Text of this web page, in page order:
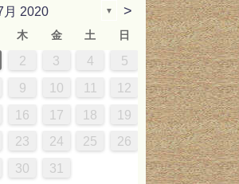
月 2020 ▼ >
木 金 土 日
2 3 4 5
9 10 11 12
16 17 18 19
23 24 25 26
30 31